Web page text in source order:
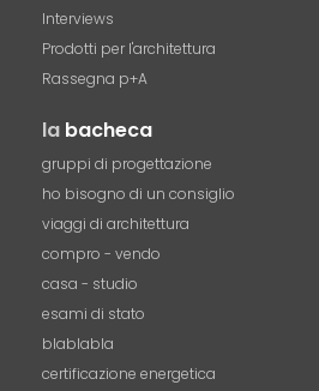
Interviews
Prodotti per l'architettura
Rassegna p+A
la bacheca
gruppi di progettazione
ho bisogno di un consiglio
viaggi di architettura
compro - vendo
casa - studio
esami di stato
blablabla
certificazione energetica